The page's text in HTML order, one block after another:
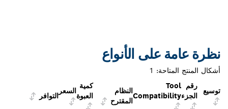
نظرة عامة على الأنواع
أشكال المنتج المتاحة: 1
توسيع
رقم
الجزء
Tool
Compatibility
النظام
المقترح
كمية
العبوة
السعر
التوافر